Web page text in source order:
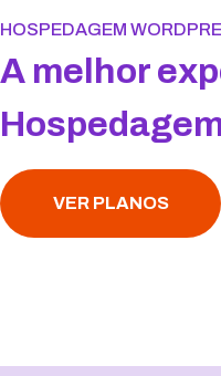
HOSPEDAGEM
A melhor
VER PLANOS